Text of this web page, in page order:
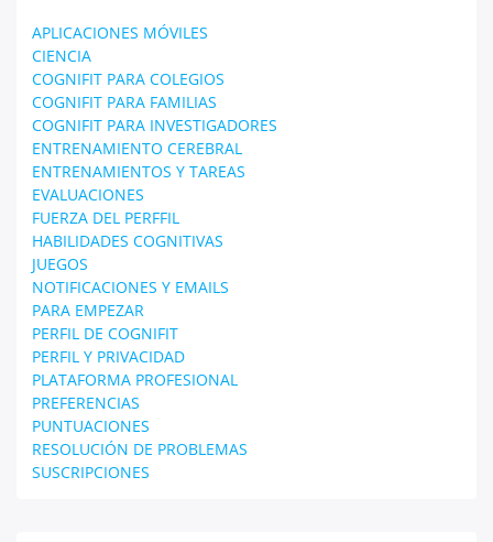
APLICACIONES MÓVILES
CIENCIA
COGNIFIT PARA COLEGIOS
COGNIFIT PARA FAMILIAS
COGNIFIT PARA INVESTIGADORES
ENTRENAMIENTO CEREBRAL
ENTRENAMIENTOS Y TAREAS
EVALUACIONES
FUERZA DEL PERFFIL
HABILIDADES COGNITIVAS
JUEGOS
NOTIFICACIONES Y EMAILS
PARA EMPEZAR
PERFIL DE COGNIFIT
PERFIL Y PRIVACIDAD
PLATAFORMA PROFESIONAL
PREFERENCIAS
PUNTUACIONES
RESOLUCIÓN DE PROBLEMAS
SUSCRIPCIONES